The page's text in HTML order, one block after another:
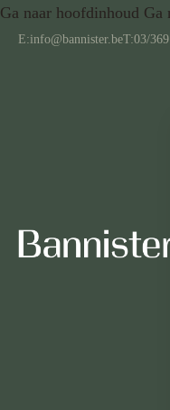
Ga naar hoofdinhoud Ga
E:info@bannister.beT:03/